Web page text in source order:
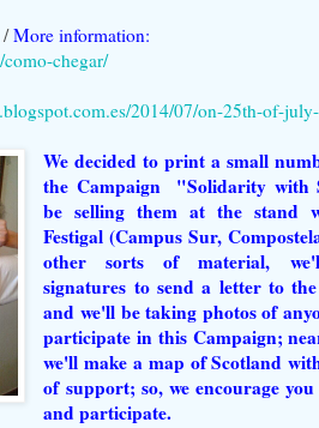
/More information:
chegar/
2014/07/on-25th-of-
We decided to print a small
the Campaign "Solidarity with
be selling them at the stand
Festigal (Campus Sur,
other sorts of material,
signatures to send a letter to
and we'll be taking photos of
participate in this Campaign;
we'll make a map of Scotland
of support; so, we encourage
and participate.